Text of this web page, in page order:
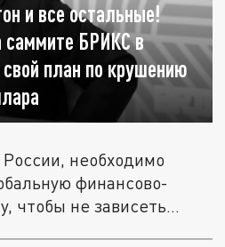
и все остальные!
саммите БРИКС в
план по крушению
необходимо
финансово-
чтобы не зависеть...